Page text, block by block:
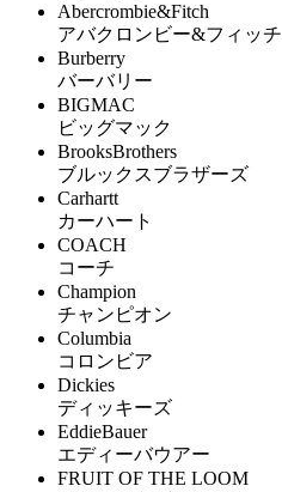
Abercrombie&Fitch
アバクロンビー&フィッチ
Burberry
バーバリー
BIGMAC
ビッグマック
BrooksBrothers
ブルックスブラザーズ
Carhartt
カーハート
COACH
コーチ
Champion
チャンピオン
Columbia
コロンビア
Dickies
ディッキーズ
EddieBauer
エディーバウアー
FRUIT OF THE LOOM